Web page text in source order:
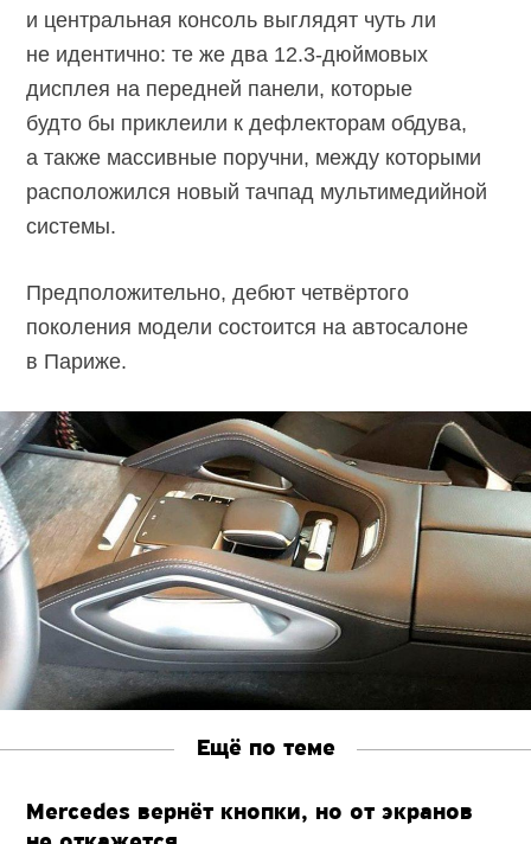
и центральная консоль выглядят чуть ли
не идентично: те же два 12.3-дюймовых
дисплея на передней панели, которые
будто бы приклеили к дефлекторам обдува,
а также массивные поручни, между которыми
расположился новый тачпад мультимедийной
системы.
Предположительно, дебют четвёртого
поколения модели состоится на автосалоне
в Париже.
Ещё по теме
Mercedes вернёт кнопки, но от экранов